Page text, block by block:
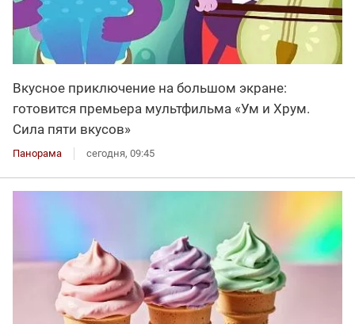
Вкусное приключение на большом экране:
готовится премьера мультфильма «Ум и Хрум.
Сила пяти вкусов»
Панорама сегодня, 09:45